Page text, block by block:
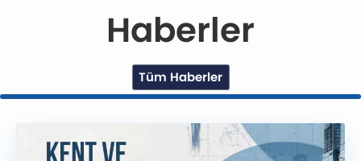
Haberler
Tüm Haberler